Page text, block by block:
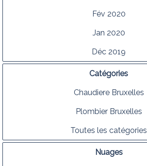
Fév 2020
Jan 2020
Déc 2019
Catégories
Chaudiere Bruxelles
Plombier Bruxelles
Toutes les catégories
Nuages